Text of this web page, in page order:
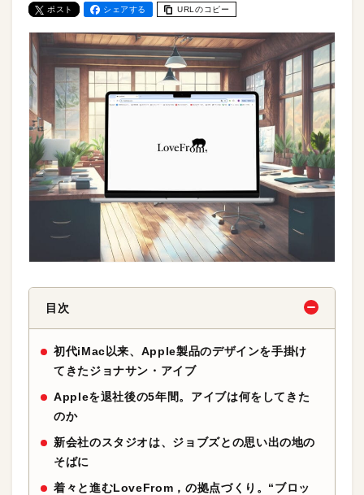
ポスト シェアする URLのコピー
目次
初代iMac以来、Apple製品のデザインを手掛け
てきたジョナサン・アイブ
Appleを退社後の5年間。アイブは何をしてきた
のか
新会社のスタジオは、ジョブズとの思い出の地の
そばに
着々と進むLoveFrom，の拠点づくり。“ブロッ